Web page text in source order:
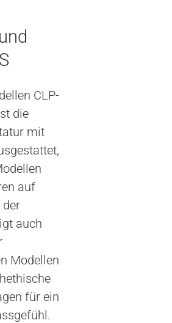
CLP-
die
mit
auf
auch
Modellen
für ein